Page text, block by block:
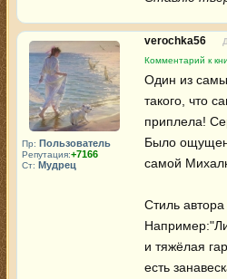
Пр: Пользователь
Репутация:+7166
Ст: Мудрец
verochka56
Комментарий к
Один из
такого, что
приплела!
Было
самой
Стиль
и тяжёлая
есть